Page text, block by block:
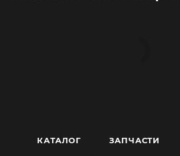
КАТАЛОГ ЗАПЧАСТИ